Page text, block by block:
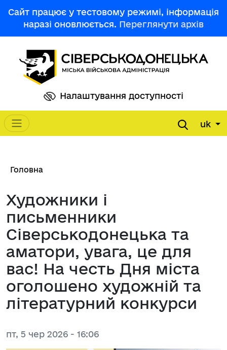
Сайт працює у тестовому режимі, інформація
наразі оновлюється. Переглянути архів
Налаштування доступності
Main navigation uk
Рядок навіґації
Головна
Художники і
письменники
Сіверськодонецька та
аматори, увага, це для
вас! На честь Дня міста
оголошено художній та
літературний конкурси
пт, 5 чер 2026 - 16:06